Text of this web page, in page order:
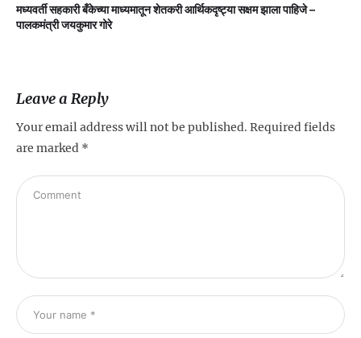
मध्यवर्ती सहकारी बँकेच्या माध्यमातून शेतकरी आर्थिकदृष्ट्या सक्षम झाला पाहिजे –
पालकमंत्री जयकुमार गोरे
Leave a Reply
Your email address will not be published. Required fields
are marked *